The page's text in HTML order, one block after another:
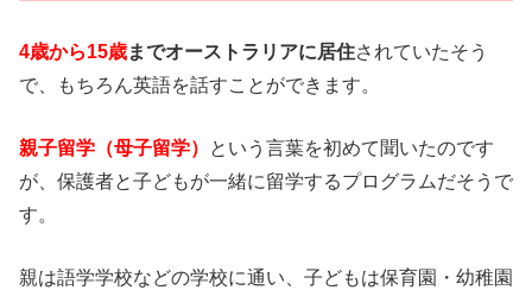
4歳から15歳までオーストラリアに居住されていたそう
で、もちろん英語を話すことができます。
親子留学（母子留学）
という言葉を初めて聞いたのです
が、保護者と子どもが一緒に留学するプログラムだそうで
す。
親は語学学校などの学校に通い、子どもは保育園・幼稚園